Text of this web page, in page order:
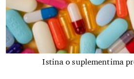
Istina o suplementima